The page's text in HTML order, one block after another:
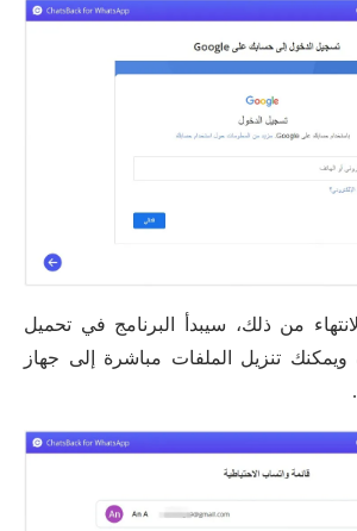
الانتهاء من ذلك، سيبدأ البرنامج في تحميل
تنزيل الملفات مباشرة إلى جهاز